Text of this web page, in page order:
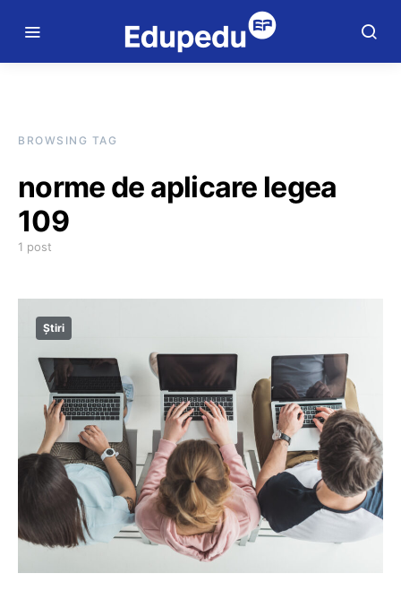
BROWSING TAG
norme de aplicare legea
109
1 post
Știri